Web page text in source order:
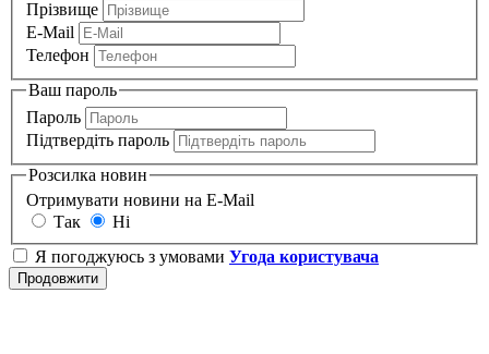
Прізвище
E-Mail
Телефон
Ваш пароль
Пароль
Підтвердіть пароль
Розсилка новин
Отримувати новини на E-Mail
Так
Ні
Я погоджуюсь з умовами Угода користувача